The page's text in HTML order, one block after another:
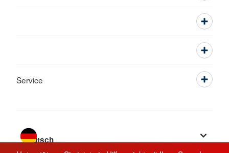
Service
Sprache wechseln zu